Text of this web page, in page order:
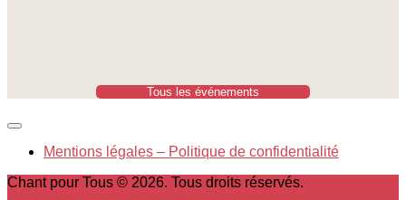
Tous les événements
Mentions légales – Politique de confidentialité
Chant pour Tous © 2026. Tous droits réservés.